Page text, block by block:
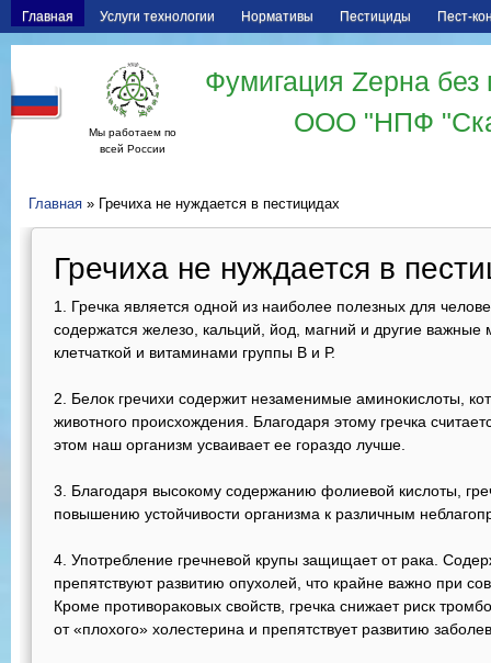
Главная Услуги технологии Нормативы Пестициды Пест-
Мы работаем по
всей России
Фумигация Zерна
ООО "НПФ
Главная » Гречиха не нуждается в пестицидах
Гречиха не нуждается в
Гречка является одной из наиболее полезных для
содержатся железо, кальций, йод, магний и другие важные
клетчаткой и витаминами группы В и Р.
Белок гречихи содержит незаменимые аминокислоты,
животного происхождения. Благодаря этому гречка
этом наш организм усваивает ее гораздо лучше.
Благодаря высокому содержанию фолиевой кислоты,
повышению устойчивости организма к различным
Употребление гречневой крупы защищает от рака.
препятствуют развитию опухолей, что крайне важно при
Кроме противораковых свойств, гречка снижает риск
от «плохого» холестерина и препятствует развитию